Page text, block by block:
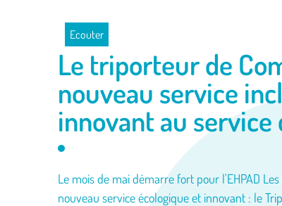
Ecouter
Le triporteur de
nouveau service
innovant au service
Le mois de mai démarre fort pour l'EHPAD
nouveau service écologique et innovant : le